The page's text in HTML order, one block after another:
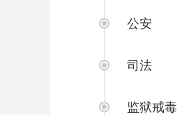
公安
司法
监狱戒毒